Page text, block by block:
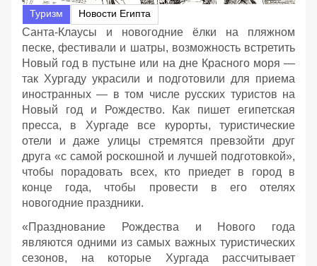
Туризм Новости Египта
Санта-Клаусы и новогодние ёлки на пляжном
песке, фестивали и шатры, возможность встретить
Новый год в пустыне или на дне Красного моря —
так Хургаду украсили и подготовили для приема
иностранных — в том числе русских туристов на
Новый год и Рождество. Как пишет египетская
пресса, в Хургаде все курорты, туристические
отели и даже улицы стремятся превзойти друг
друга «с самой роскошной и лучшей подготовкой»,
чтобы порадовать всех, кто приедет в город в
конце года, чтобы провести в его отелях
новогодние праздники.
«Празднование Рождества и Нового года
являются одними из самых важных туристических
сезонов, на которые Хургада рассчитывает